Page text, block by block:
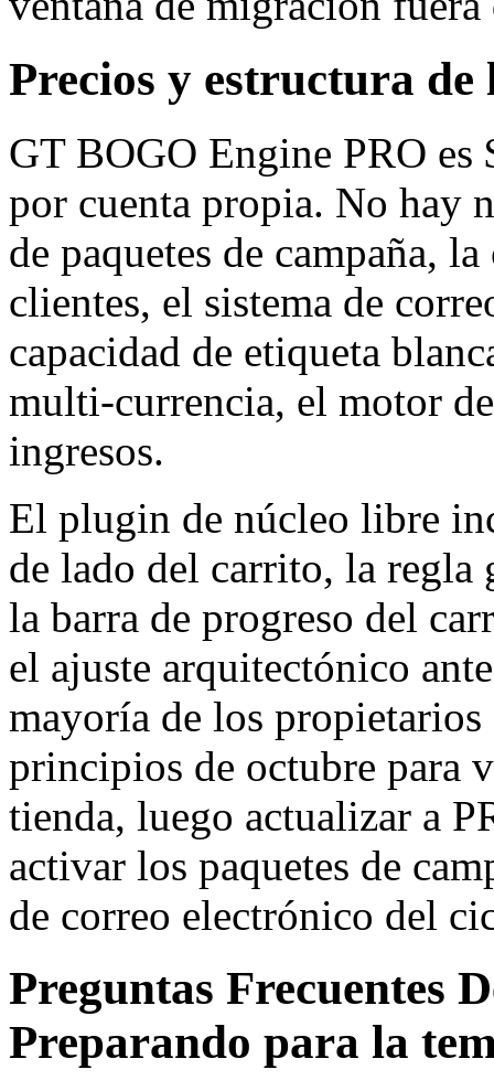
Precios y estructura de
GT BOGO Engine PRO
por cuenta propia. No hay
de paquetes de campaña,
clientes, el sistema de
capacidad de etiqueta
multi-currencia, el motor
ingresos.
El plugin de núcleo libre
de lado del carrito, la
la barra de progreso del
el ajuste arquitectónico
mayoría de los
principios de octubre para
tienda, luego actualizar a
activar los paquetes de
de correo electrónico del
Preguntas Frecuentes
Preparando para la